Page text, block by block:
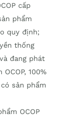
cấp
phẩm
quy định;
thống
đang phát
100%
sản phẩm
OCOP